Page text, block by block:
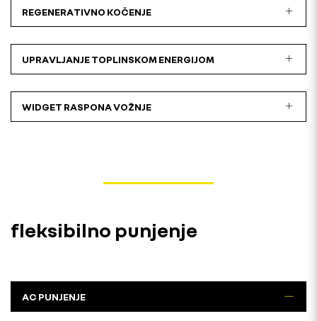
REGENERATIVNO KOČENJE
UPRAVLJANJE TOPLINSKOM ENERGIJOM
WIDGET RASPONA VOŽNJE
fleksibilno punjenje
AC PUNJENJE